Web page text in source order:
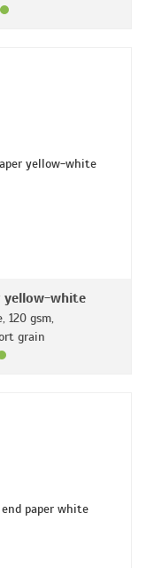
yellow-white
120 gsm,
grain